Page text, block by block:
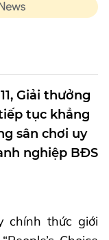
Giải thưởng
tục khẳng
sân chơi uy
nghiệp BĐS
chính thức giới